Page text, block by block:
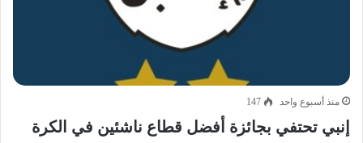
منذ أسبوع واحد 147
إنبي تحتفي بجائزة أفضل قطاع ناشئين في الكرة